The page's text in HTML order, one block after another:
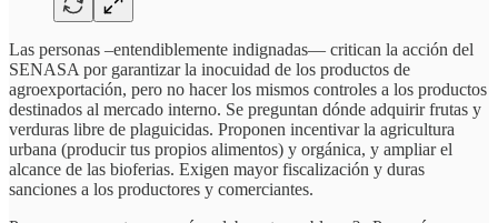
Las personas –entendiblemente indignadas— critican la acción del
SENASA por garantizar la inocuidad de los productos de
agroexportación, pero no hacer los mismos controles a los productos
destinados al mercado interno. Se preguntan dónde adquirir frutas y
verduras libre de plaguicidas. Proponen incentivar la agricultura
urbana (producir tus propios alimentos) y orgánica, y ampliar el
alcance de las bioferias. Exigen mayor fiscalización y duras
sanciones a los productores y comerciantes.